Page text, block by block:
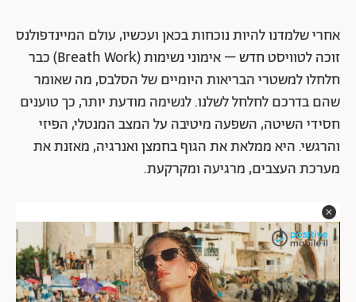
אחרי שלמדנו להיות נוכחות בכאן ועכשיו, עולם המיינדפולנס
זוכה לטוויסט חדש – אימוני נשימות (Breath Work) כבר
חלחלו למשטרי הבריאות היומיים של הסלבס, מה שאומר
שהם בדרכם לחלחל לשלנו. לנשימה מודעת יותר, כך טוענים
חסידי השיטה, השפעה מיטיבה על המצב המנטלי, הפיזי
והרגשי. היא ממלאת את הגוף בחמצן ואנרגיה, מאזנת את
מערכת העצבים, מרגיעה ומקרקעת.